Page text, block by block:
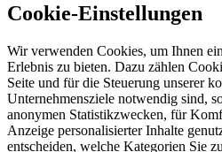
Cookie-Einstellungen
Wir verwenden Cookies, um Ihnen
Erlebnis zu bieten. Dazu zählen
Seite und für die Steuerung unserer
Unternehmensziele notwendig sind,
anonymen Statistikzwecken, für
Anzeige personalisierter Inhalte
entscheiden, welche Kategorien Sie